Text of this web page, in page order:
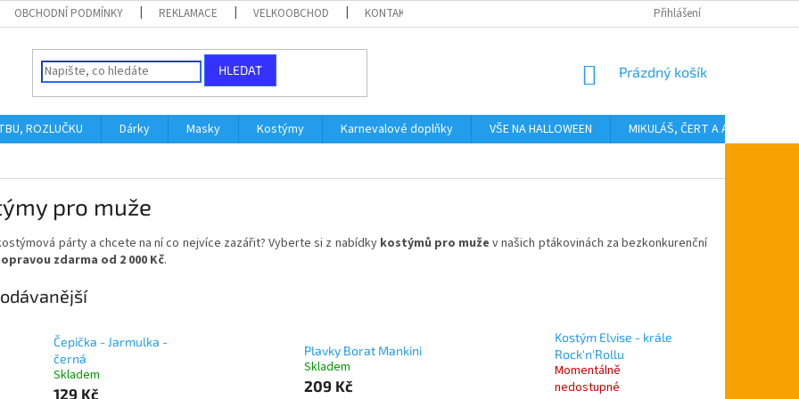
OBCHODNÍ PODMÍNKY REKLAMACE VELKOOBCHOD KONTAKTY Přihlášení
HLEDAT
NÁKUPNÍ
Prázdný košík
ROZLUČKU Dárky Masky Kostýmy Karnevalové doplňky VŠE NA HALLOWEEN MIKULÁŠ, ČERT A ANDĚL
pro muže
párty a chcete na ní co nejvíce zazářit? Vyberte si z nabídky kostýmů pro muže v našich ptákovinách za bezkonkurenční
zdarma od 2 000 Kč.
Čepička - Jarmulka -
černá
Skladem
129 Kč
Plavky Borat Mankini
Skladem
209 Kč
Kostým Elvise - krále
Rock'n'Rollu
Momentálně
nedostupné